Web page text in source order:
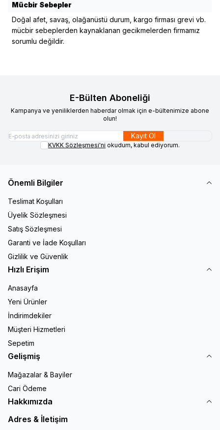
Mücbir Sebepler
Doğal afet, savaş, olağanüstü durum, kargo firması grevi vb.
mücbir sebeplerden kaynaklanan gecikmelerden firmamız
sorumlu değildir.
E-Bülten Aboneliği
Kampanya ve yeniliklerden haberdar olmak için e-bültenimize abone
olun!
Kayıt Ol
KVKK Sözleşmesi'ni okudum, kabul ediyorum.
Önemli Bilgiler
Teslimat Koşulları
Üyelik Sözleşmesi
Satış Sözleşmesi
Garanti ve İade Koşulları
Gizlilik ve Güvenlik
Hızlı Erişim
Anasayfa
Yeni Ürünler
İndirimdekiler
Müşteri Hizmetleri
Sepetim
Gelişmiş
Mağazalar & Bayiler
Cari Ödeme
Hakkımızda
Adres & İletişim